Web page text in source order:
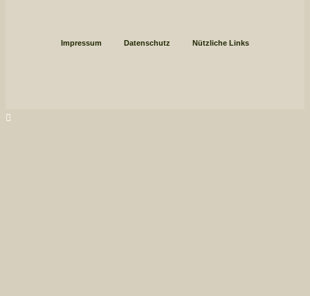
Impressum Datenschutz Nützliche Links